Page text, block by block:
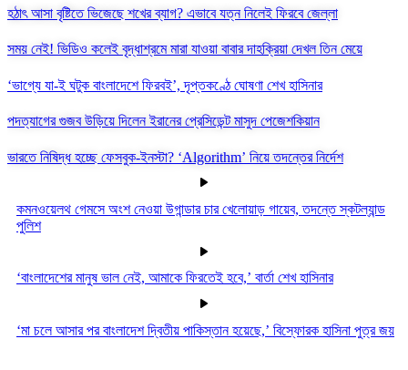
হঠাৎ আসা বৃষ্টিতে ভিজেছে শখের ব্যাগ? এভাবে যত্ন নিলেই ফিরবে জেল্লা
সময় নেই! ভিডিও কলেই বৃদ্ধাশ্রমে মারা যাওয়া বাবার দাহক্রিয়া দেখল তিন মেয়ে
‘ভাগ্যে যা-ই ঘটুক বাংলাদেশে ফিরবই’, দৃপ্তকণ্ঠে ঘোষণা শেখ হাসিনার
পদত্যাগের গুজব উড়িয়ে দিলেন ইরানের প্রেসিডেন্ট মাসুদ পেজেশকিয়ান
ভারতে নিষিদ্ধ হচ্ছে ফেসবুক-ইনস্টা? ‘Algorithm’ নিয়ে তদন্তের নির্দেশ
কমনওয়েলথ গেমসে অংশ নেওয়া উগান্ডার চার খেলোয়াড় গায়েব, তদন্তে স্কটল্যান্ড
পুলিশ
‘বাংলাদেশের মানুষ ভাল নেই, আমাকে ফিরতেই হবে,’ বার্তা শেখ হাসিনার
‘মা চলে আসার পর বাংলাদেশ দ্বিতীয় পাকিস্তান হয়েছে,’ বিস্ফোরক হাসিনা পুত্র জয়